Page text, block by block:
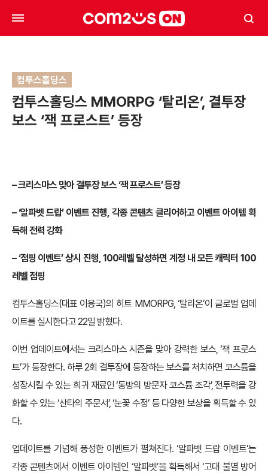
컴투스홀딩스
컴투스홀딩스 MMORPG ‘탈리온’, 결투장
보스 ‘잭 프로스트’ 등장
–크리스마스 맞아 결투장 보스 ‘잭 프로스트’ 등장
–‘알파벳 드랍’ 이벤트 진행, 각종 콘텐츠 클리어하고 이벤트 아이템 획
득해 전력 강화
–‘점핑 이벤트’ 상시 진행, 100레벨 달성하면 계정 내 모든 캐릭터 100
레벨 점핑
컴투스홀딩스(대표 이용국)의 히트 MMORPG, ‘탈리온’이 글로벌 업데
이트를 실시한다고 22일 밝혔다.
이번 업데이트에서는 크리스마스 시즌을 맞아 강력한 보스, ‘잭 프로스
트’가 등장한다. 하루 2회 결투장에 등장하는 보스를 처치하면 코스튬을
성장시킬 수 있는 희귀 재료인 ‘동방의 방문자 코스튬 조각’, 전투력을 강
화할 수 있는 ‘산타의 주문서’, ‘눈꽃 수정’ 등 다양한 보상을 획득할 수 있
다.
업데이트를 기념해 풍성한 이벤트가 펼쳐진다. ‘알파벳 드랍 이벤트’는
각종 콘텐츠에서 이벤트 아이템인 ‘알파벳’을 획득해서 ‘고대 불멸 방어